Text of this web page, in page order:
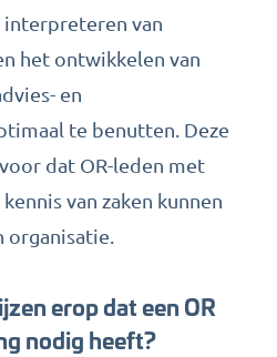
interpreteren van
het ontwikkelen van
en
te benutten. Deze
dat OR-leden met
van zaken kunnen
erop dat een OR
nodig heeft?